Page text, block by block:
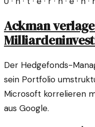
Ackman
Der Hedgefonds-
sein Portfolio
Microsoft korrelieren
aus Google.